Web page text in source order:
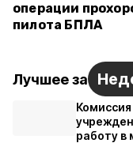
операции
пилота БПЛА
Лучшее за
работу в